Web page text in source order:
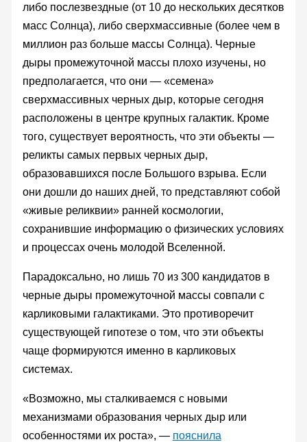
либо послезвездные (от 10 до нескольких десятков
масс Солнца), либо сверхмассивные (более чем в
миллион раз больше массы Солнца). Черные
дыры промежуточной массы плохо изучены, но
предполагается, что они — «семена»
сверхмассивных черных дыр, которые сегодня
расположены в центре крупных галактик. Кроме
того, существует вероятность, что эти объекты —
реликты самых первых черных дыр,
образовавшихся после Большого взрыва. Если
они дошли до наших дней, то представляют собой
«живые реликвии» ранней космологии,
сохранившие информацию о физических условиях
и процессах очень молодой Вселенной.
Парадоксально, но лишь 70 из 300 кандидатов в
черные дыры промежуточной массы совпали с
карликовыми галактиками. Это противоречит
существующей гипотезе о том, что эти объекты
чаще формируются именно в карликовых
системах.
«‎Возможно, мы сталкиваемся с новыми
механизмами образования черных дыр или
особенностями их роста», — пояснила